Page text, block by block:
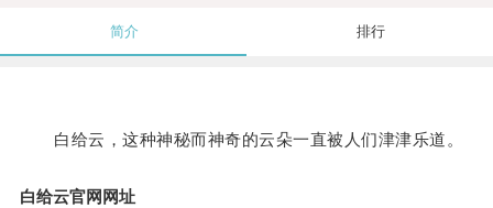
简介 排行
白给云，这种神秘而神奇的云朵一直被人们津津乐道。
白给云官网网址